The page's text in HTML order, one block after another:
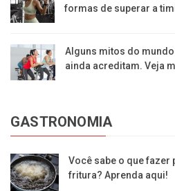
formas de superar a
Alguns mitos do
ainda acreditam. Veja
GASTRONOMIA
Você sabe o que fazer
fritura? Aprenda aqui!